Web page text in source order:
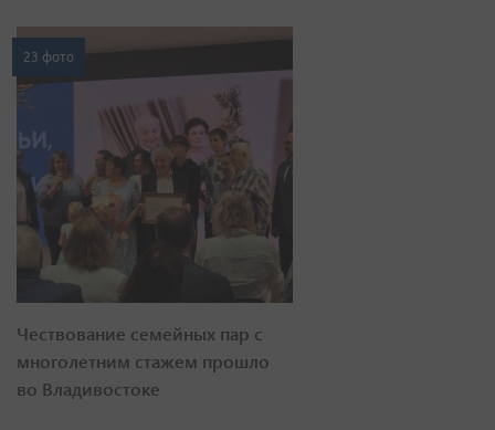
23 фото
Чествование семейных пар с
многолетним стажем прошло
во Владивостоке